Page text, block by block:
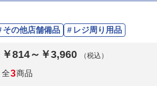
その他店舗備品 レジ周り用品
￥814～￥3,960 （税込）
全3商品